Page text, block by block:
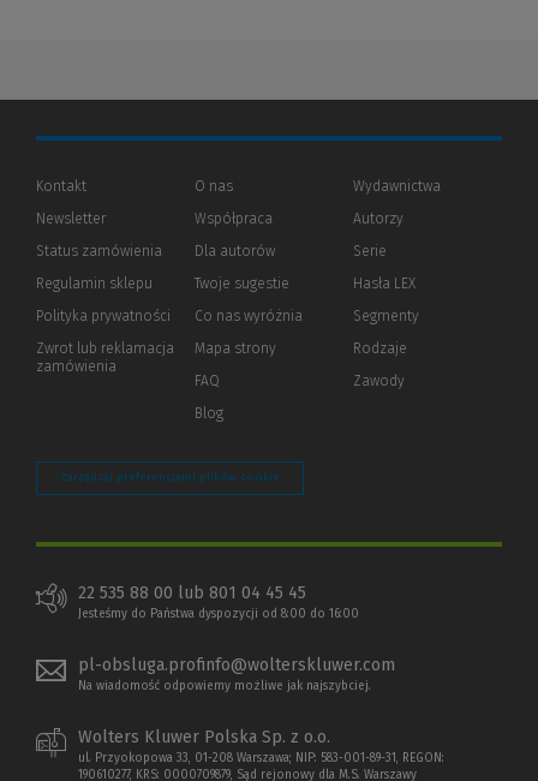
Kontakt
Newsletter
Status zamówienia
Regulamin sklepu
Polityka prywatności (Nowe
(Link
innej
Zwrot lub reklamacja
zamówienia
O nas
Współpraca
Dla autorów(Nowe
(Link
innej
Twoje sugestie
Co nas wyróżnia
Mapa strony
FAQ
Blog
Wydawnictwa
Autorzy
Serie
Hasła LEX
Segmenty
Rodzaje
Zawody
Zarządzaj preferencjami plików cookie
22 535 88 00 lub 801 04 45 45
Jesteśmy do Państwa dyspozycji od 8:00 do 16:00
pl-obsluga.profinfo@wolterskluwer.com
Na wiadomość odpowiemy możliwe jak najszybciej.
Wolters Kluwer Polska Sp. z o.o.
ul. Przyokopowa 33, 01-208 Warszawa; NIP: 583-001-89-31, REGON:
190610277, KRS: 0000709879, Sąd rejonowy dla M.S. Warszawy